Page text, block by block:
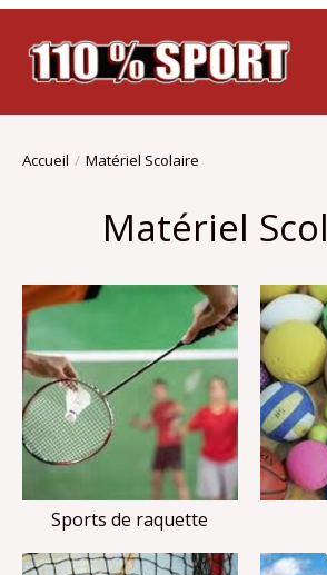
Accueil / Matériel Scolaire
Matériel
Sports de raquette